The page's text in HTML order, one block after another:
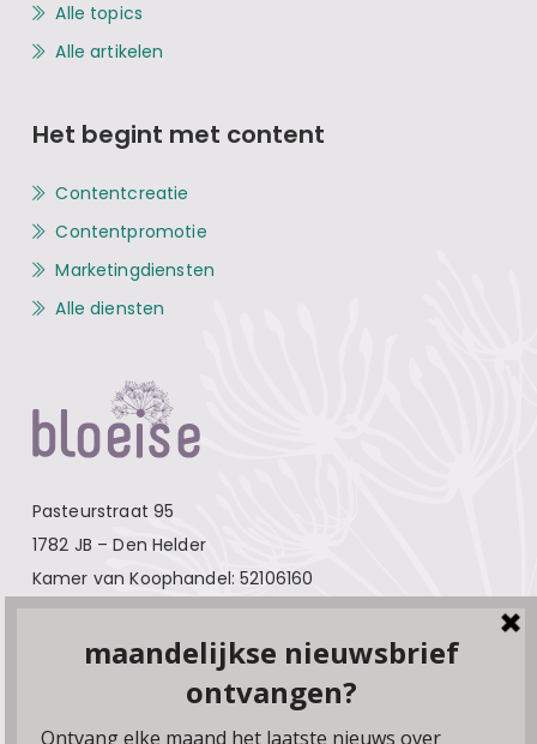
Pasteurstraat 95
1782 JB – Den Helder
Kamer van Koophandel: 52106160
Over Bloeise Adverteren
Alle topics
Alle artikelen
Het begint met content
Contentcreatie
Contentpromotie
Marketingdiensten
Alle diensten